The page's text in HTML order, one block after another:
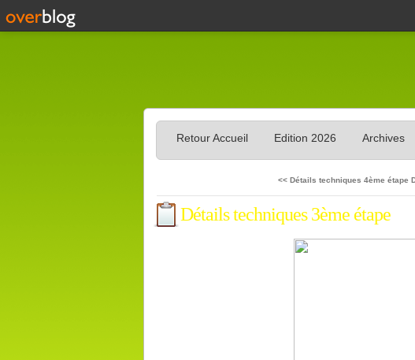
Retour Accueil Edition 2026 Archives
<< Détails techniques 4ème étape
Détails techniques 3ème étape